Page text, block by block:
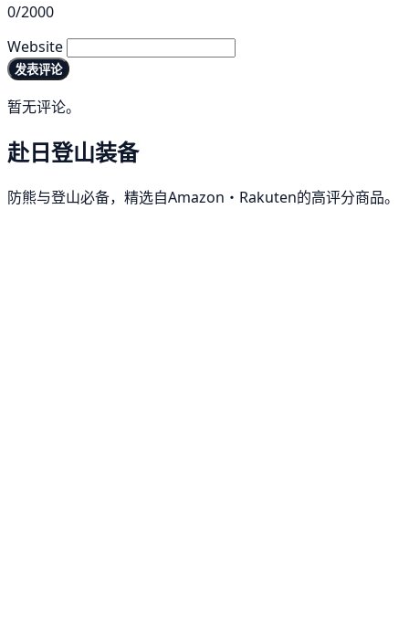
0/2000
Website
发表评论
暂无评论。
赴日登山装备
防熊与登山必备，精选自Amazon・Rakuten的高评分商品。